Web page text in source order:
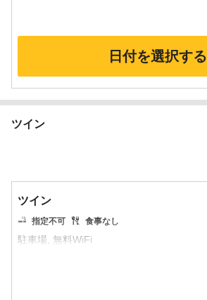
日付を選択する
ツイン
ツイン
指定不可 食事なし